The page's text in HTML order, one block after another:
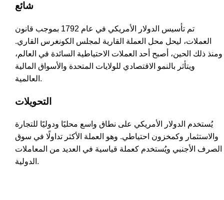
شائع
تم تأسيس الدولار الأمريكي في عام 1792 بموجب قانون
العملات، ليحل محل العملة القارية لمجلس الكونغرس القاري.
ومنذ ذلك الحين، أصبح أحد العملات الاحتياطية السائدة في العالم،
ويتأثر بالنمو الاقتصادي للولايات المتحدة والأسواق المالية
العالمية.
التحويلات
يُستخدم الدولار الأمريكي على نطاق واسع محليًا ودوليًا للتجارة
والاستثمار وكمخزون احتياطي. وهو العملة الأكثر تداولًا في سوق
الصرف الأجنبي ويُستخدم كعملة قياسية في العديد من المعاملات
الدولية.